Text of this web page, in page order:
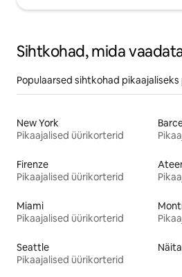
Sihtkohad, mida
Populaarsed sihtkohad
New York
Pikaajalised üürikorterid
Firenze
Pikaajalised üürikorterid
Miami
Pikaajalised üürikorterid
Seattle
Pikaajalised üürikorterid